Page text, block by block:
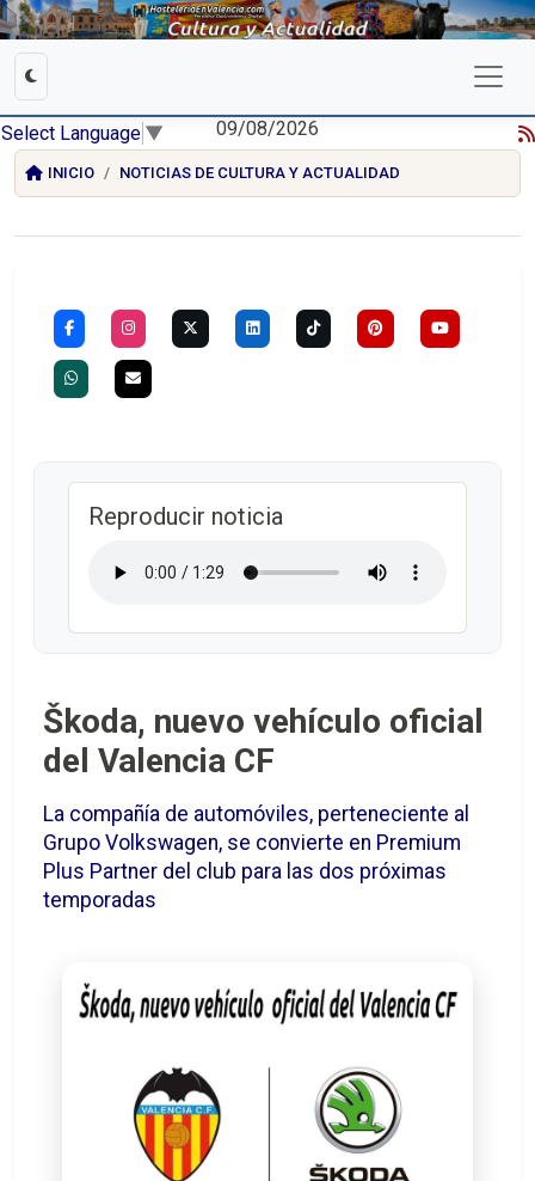
Select Language ▼ 09/08/2026
INICIO NOTICIAS DE CULTURA Y ACTUALIDAD
Reproducir noticia
Škoda, nuevo vehículo oficial
del Valencia CF
La compañía de automóviles, perteneciente al
Grupo Volkswagen, se convierte en Premium
Plus Partner del club para las dos próximas
temporadas